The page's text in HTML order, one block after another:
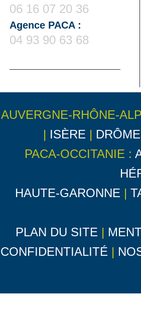
06 16 07 20 36
Agence PACA :
04 93 90 63 68
AUVERGNE-RHÔNE-
| ISÈRE | DRÔME
PACA-OCCITANIE :
HAUTE-GARONNE |
PLAN DU SITE |
CONFIDENTIALITÉ |